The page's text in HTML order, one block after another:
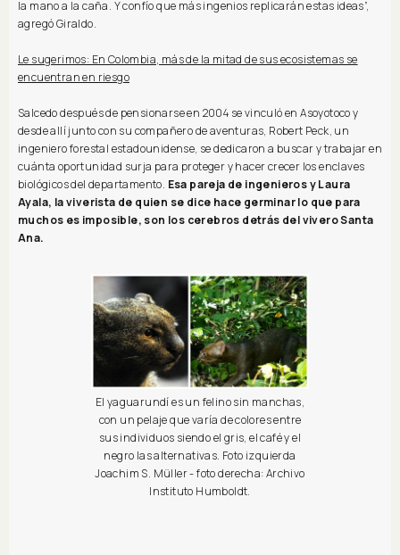
la mano a la caña. Y confío que más ingenios replicarán estas ideas”,
agregó Giraldo.
Le sugerimos: En Colombia, más de la mitad de sus ecosistemas se
encuentran en riesgo
Salcedo después de pensionarse en 2004 se vinculó en Asoyotoco y
desde allí junto con su compañero de aventuras, Robert Peck, un
ingeniero forestal estadounidense, se dedicaron a buscar y trabajar en
cuánta oportunidad surja para proteger y hacer crecer los enclaves
biológicos del departamento. Esa pareja de ingenieros y Laura
Ayala, la viverista de quien se dice hace germinar lo que para
muchos es imposible, son los cerebros detrás del vivero Santa
Ana.
El yaguarundí es un felino sin manchas,
con un pelaje que varía de colores entre
sus individuos siendo el gris, el café y el
negro las alternativas. Foto izquierda
Joachim S. Müller - foto derecha: Archivo
Instituto Humboldt.